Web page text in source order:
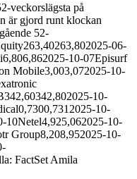
veckorslägsta på
är gjord runt klockan
52-
06-
10-07Episurf
Mobile3,003,072025-10-
10-
10-
10-
Group8,208,952025-10-
FactSet Amila